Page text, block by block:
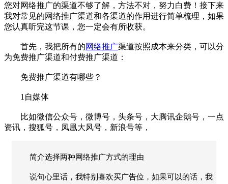
您对网络推广的渠道不够了解，方法不对，努力白费！接下来
我对常见的网络推广渠道和各渠道的作用进行简单梳理，如果
您认真听完这节课，您一定会有所收获。
首先，我把所有的网络推广渠道按照成本来分类，可以分
为免费推广渠道和付费推广渠道：
免费推广渠道有哪些？
1自媒体
比如微信公众号，微博号，头条号，大腾讯企鹅号，一点
资讯，搜狐号，凤凰大风号，新浪号等，
简介选择两种网络推广方式的理由
说句心里话，我特别喜欢买广告位，如果可以的话，我